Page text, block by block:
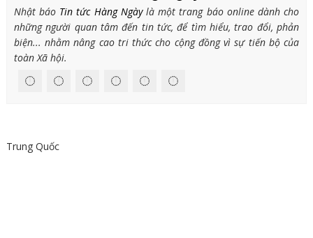
Nhật báo Tin tức Hàng Ngàylà một trang báo online dành cho
những người quan tâm đến tin tức, để tìm hiểu, trao đổi, phản
biện... nhằm nâng cao tri thức cho cộng đồng vì sự tiến bộ của
toàn Xã hội.
Trung Quốc